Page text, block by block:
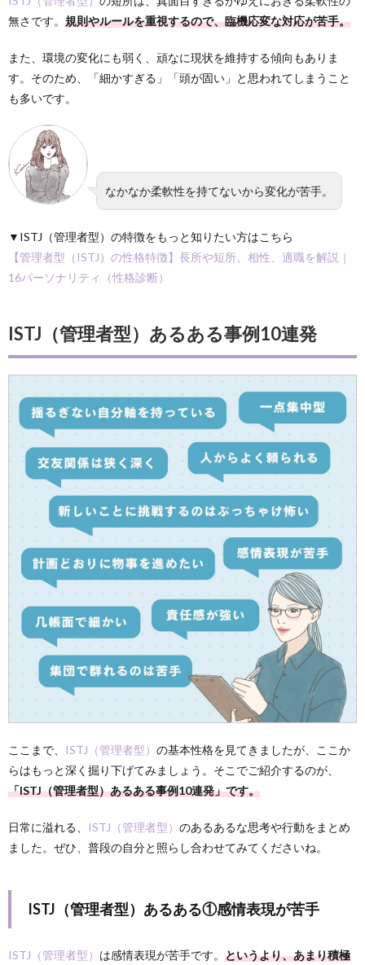
無さです。 規則やルールを重視するので、臨機応変な対応が苦手。
また、環境の変化にも弱く、頑なに現状を維持する傾向もありま
す。そのため、「細かすぎる」「頭が固い」と思われてしまうこと
も多いです。
なかなか柔軟性を持てないから変化が苦手。
▼ISTJ（管理者型）の特徴をもっと知りたい方はこちら
【管理者型（ISTJ）の性格特徴】長所や短所、相性、適職を解説｜
16パーソナリティ（性格診断）
ISTJ（管理者型）あるある事例10連発
ここまで、 ISTJ（管理者型） の基本性格を見てきましたが、ここか
らはもっと深く掘り下げてみましょう。そこでご紹介するのが、
「ISTJ（管理者型）あるある事例10連発」です。
日常に溢れる、 ISTJ（管理者型） のあるあるな思考や行動をまとめ
ました。ぜひ、普段の自分と照らし合わせてみてくださいね。
ISTJ（管理者型）あるある①感情表現が苦手
ISTJ（管理者型） は感情表現が苦手です。 というより、あまり積極